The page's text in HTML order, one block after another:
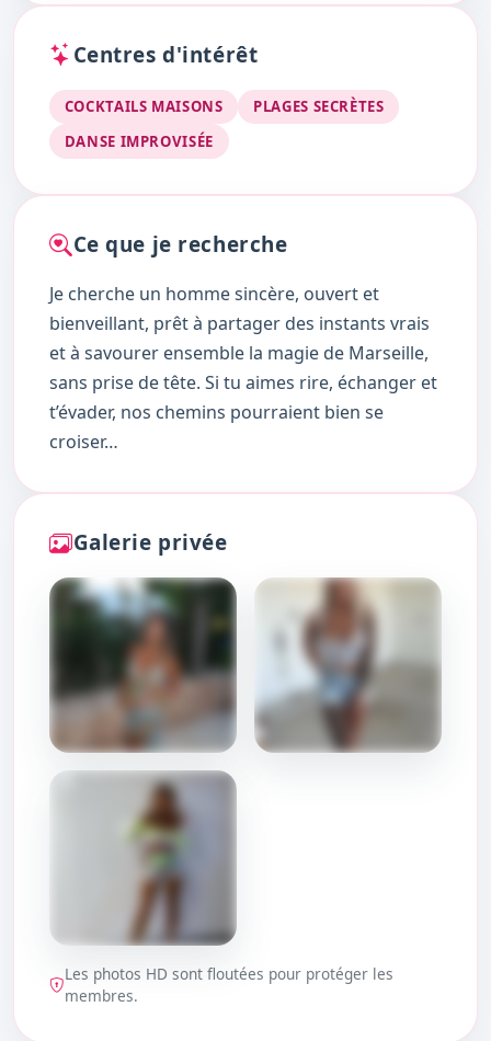
Centres d'intérêt
COCKTAILS MAISONS
PLAGES SECRÈTES
DANSE IMPROVISÉE
Ce que je recherche
Je cherche un homme sincère, ouvert et
bienveillant, prêt à partager des instants vrais
et à savourer ensemble la magie de Marseille,
sans prise de tête. Si tu aimes rire, échanger et
t’évader, nos chemins pourraient bien se
croiser…
Galerie privée
DÉBLOQUER
DÉBLOQUER
Les photos HD sont floutées pour protéger les
membres.